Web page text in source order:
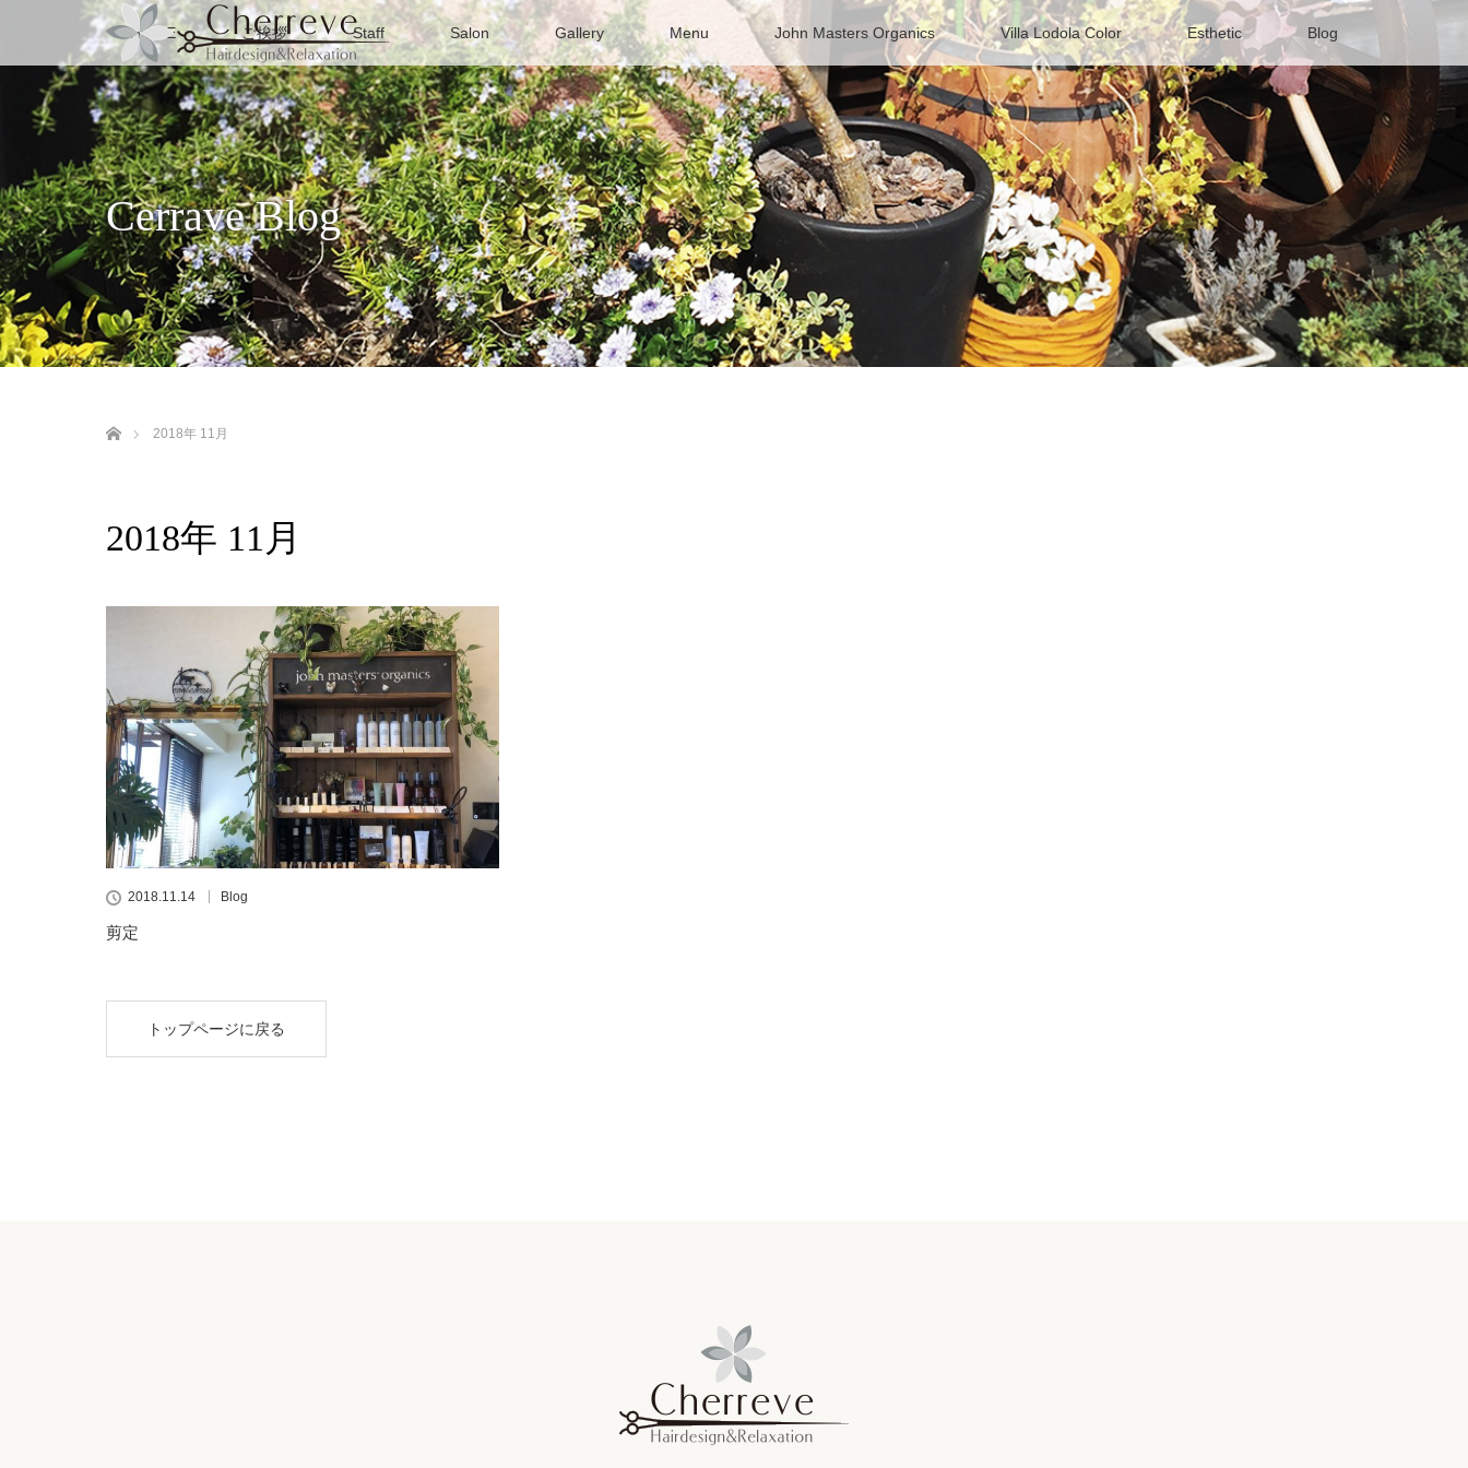
HOME ご挨拶 Staff Salon Gallery Menu John Masters Organics Villa Lodola Color Esthetic Blog
Cerrave Blog
2018年 11月
2018年 11月
2018.11.14 Blog
剪定
トップページに戻る